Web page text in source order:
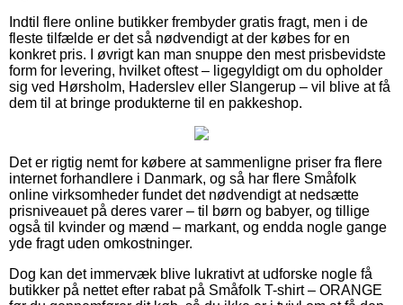
Indtil flere online butikker frembyder gratis fragt, men i de
fleste tilfælde er det så nødvendigt at der købes for en
konkret pris. I øvrigt kan man snuppe den mest prisbevidste
form for levering, hvilket oftest – ligegyldigt om du opholder
sig ved Hørsholm, Haderslev eller Slangerup – vil blive at få
dem til at bringe produkterne til en pakkeshop.
Det er rigtig nemt for købere at sammenligne priser fra flere
internet forhandlere i Danmark, og så har flere Småfolk
online virksomheder fundet det nødvendigt at nedsætte
prisniveauet på deres varer – til børn og babyer, og tillige
også til kvinder og mænd – markant, og endda nogle gange
yde fragt uden omkostninger.
Dog kan det immervæk blive lukrativt at udforske nogle få
butikker på nettet efter rabat på Småfolk T-shirt – ORANGE